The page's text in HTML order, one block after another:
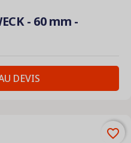
- 60 mm -
DEVIS
favorite_border